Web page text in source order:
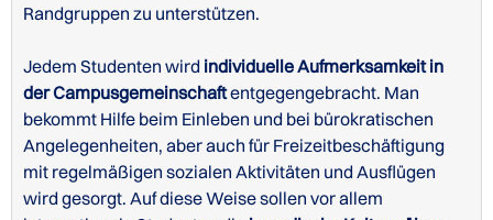
Randgruppen zu unterstützen.
Jedem Studenten wird individuelle Aufmerksamkeit in
der Campusgemeinschaftentgegengebracht. Man
bekommt Hilfe beim Einleben und bei bürokratischen
Angelegenheiten, aber auch für Freizeitbeschäftigung
mit regelmäßigen sozialen Aktivitäten und Ausflügen
wird gesorgt. Auf diese Weise sollen vor allem